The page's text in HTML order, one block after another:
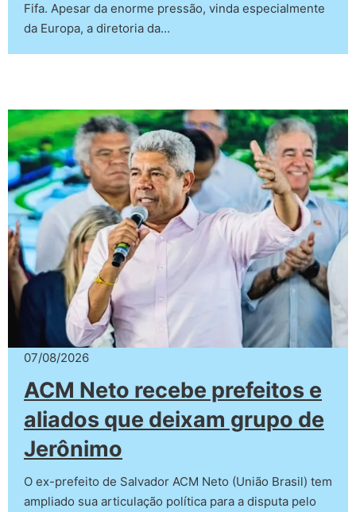
Fifa. Apesar da enorme pressão, vinda especialmente
da Europa, a diretoria da…
07/08/2026
ACM Neto recebe prefeitos e
aliados que deixam grupo de
Jerônimo
O ex-prefeito de Salvador ACM Neto (União Brasil) tem
ampliado sua articulação política para a disputa pelo